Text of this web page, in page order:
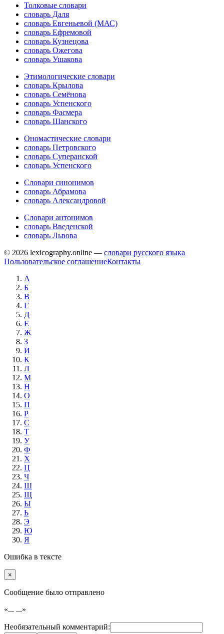
Толковые словари
словарь Даля
словарь Евгеньевой (МАС)
словарь Ефремовой
словарь Кузнецова
словарь Ожегова
словарь Ушакова
Этимологические словари
словарь Крылова
словарь Семёнова
словарь Успенского
словарь Фасмера
словарь Шанского
Ономастические словари
словарь Петровского
словарь Суперанской
словарь Успенского
Словари синонимов
словарь Абрамова
словарь Александровой
Словари антонимов
словарь Введенской
словарь Львова
© 2026 lexicography.online — словари русского языка
Пользовательское соглашениеКонтакты
А
Б
В
Г
Д
Е
Ж
З
И
К
Л
М
Н
О
П
Р
С
Т
У
Ф
Х
Ц
Ч
Ш
Щ
Ы
Ь
Э
Ю
Я
Ошибка в тексте
×
Cообщение было отправлено
«... ...»
Необязательный комментарий: